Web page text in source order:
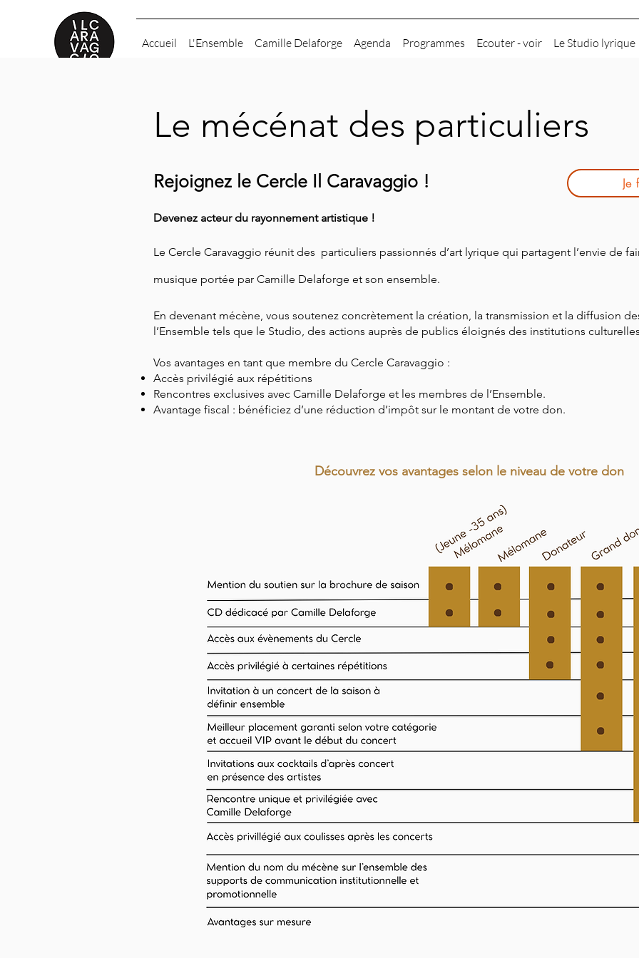
Accueil L'Ensemble Camille Delaforge Agenda Programmes Ecouter - voir Le Studio lyrique
Le mécénat des particuliers
Je
Le Cercle Caravaggio réunit des particuliers passionnés d’art lyrique qui partagent l’envie de
musique portée par Camille Delaforge et son ensemble.
En devenant mécène, vous soutenez concrètement la création, la transmission et la diffusion
l’Ensemble tels que le Studio, des actions auprès de publics éloignés des institutions
Vos avantages en tant que membre du Cercle Caravaggio :
Accès privilégié aux répétitions
Rencontres exclusives avec Camille Delaforge et les membres de l’Ensemble.
Avantage fiscal : bénéficiez d’une réduction d’impôt sur le montant de votre don.
Rejoignez le Cercle Il Caravaggio !
Devenez acteur du rayonnement artistique !
Découvrez vos avantages selon le niveau de votre don